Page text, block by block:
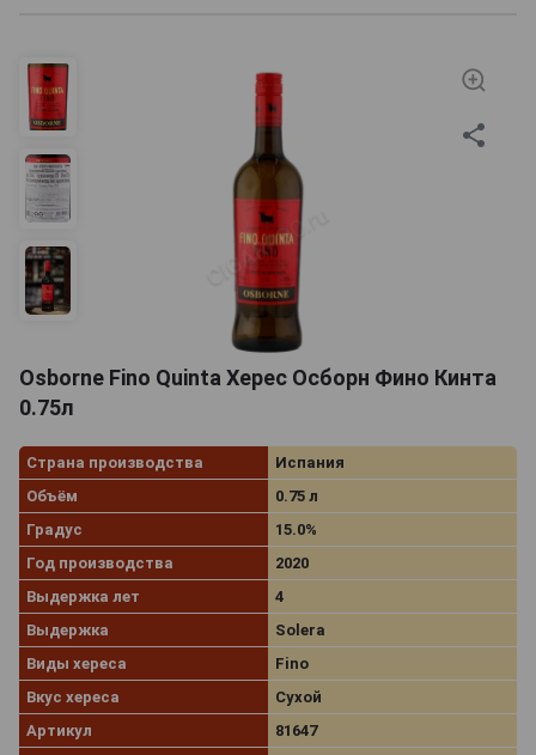
Osborne Fino Quinta Херес Осборн Фино Кинта
0.75л
Страна производства
Испания
Объём
0.75 л
Градус
15.0%
Год производства
2020
Выдержка лет
4
Выдержка
Solera
Виды хереса
Fino
Вкус хереса
Сухой
Артикул
81647